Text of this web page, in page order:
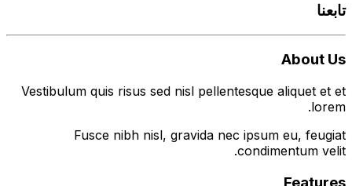
تابعنا
About Us
Vestibulum quis risus sed nisl pellentesque aliquet et et
lorem.
Fusce nibh nisl, gravida nec ipsum eu, feugiat
condimentum velit.
Features